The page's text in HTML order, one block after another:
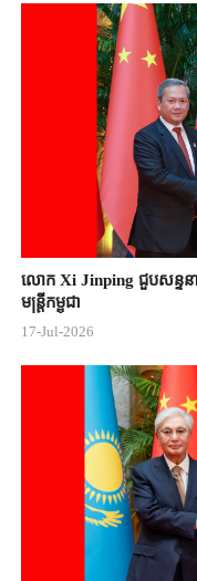
លោក Xi Jinping ជួបសន្ទន
មន្ត្រីកម្ពុជា
17-Jul-2026